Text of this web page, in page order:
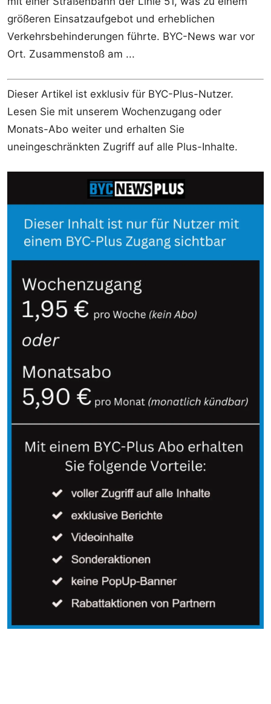
größeren Einsatzaufgebot und erheblichen
Verkehrsbehinderungen führte. BYC-News war vor
Ort. Zusammenstoß am ...
Dieser Artikel ist exklusiv für BYC-Plus-Nutzer.
Lesen Sie mit unserem Wochenzugang oder
Monats-Abo weiter und erhalten Sie
uneingeschränkten Zugriff auf alle Plus-Inhalte.